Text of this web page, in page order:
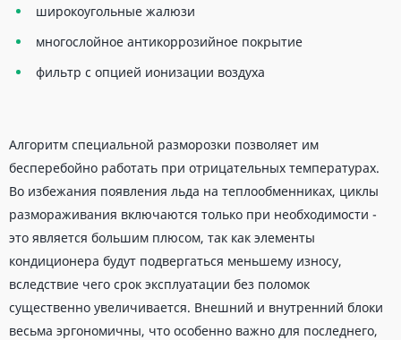
широкоугольные жалюзи
многослойное антикоррозийное покрытие
фильтр с опцией ионизации воздуха
Алгоритм специальной разморозки позволяет им
бесперебойно работать при отрицательных температурах.
Во избежания появления льда на теплообменниках, циклы
размораживания включаются только при необходимости -
это является большим плюсом, так как элементы
кондиционера будут подвергаться меньшему износу,
вследствие чего срок эксплуатации без поломок
существенно увеличивается. Внешний и внутренний блоки
весьма эргономичны, что особенно важно для последнего,